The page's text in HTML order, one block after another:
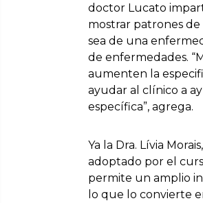
doctor Lucato
mostrar patrones
sea de una
de enfermedades.
aumenten la
ayudar al clínico a
específica”, agrega.
Ya la Dra. Lívia
adoptado por el
permite un amplio
lo que lo convierte